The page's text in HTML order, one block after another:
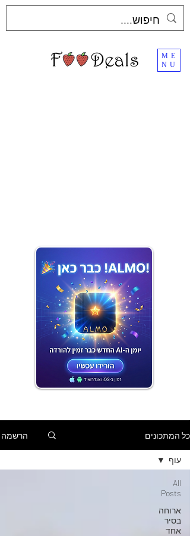
ME
NU
כל המתכונים הרשמה
All
Posts
ארוחה
בסיר
אחד
עוף